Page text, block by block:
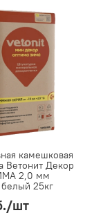
камешковая
Ветонит Декор
2,0 мм
25кг
/шт